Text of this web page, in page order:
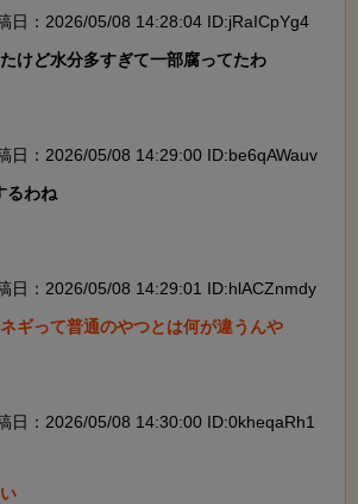
日：2026/05/08 14:28:04 ID:jRaICpYg4
けど水分多すぎて一部腐ってたわ
日：2026/05/08 14:29:00 ID:be6qAWauv
るわね
日：2026/05/08 14:29:01 ID:hlACZnmdy
ギって普通のやつとは何が違うんや
日：2026/05/08 14:30:00 ID:0kheqaRh1